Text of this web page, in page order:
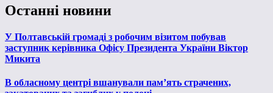
Останні новини
У Полтавській громаді з робочим візитом побував
заступник керівника Офісу Президента України Віктор
Микита
В обласному центрі вшанували пам’ять страчених,